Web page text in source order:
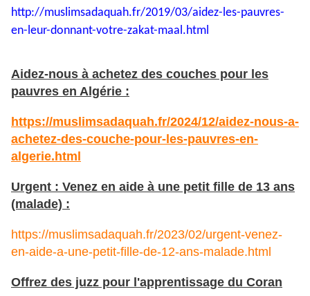
http://muslimsadaquah.fr/2019/03/aidez-les-pauvres-
en-leur-donnant-votre-zakat-maal.html
Aidez-nous à achetez des couches pour les
pauvres en Algérie :
https://muslimsadaquah.fr/2024/12/aidez-nous-a-
achetez-des-couche-pour-les-pauvres-en-
algerie.html
Urgent : Venez en aide à une petit fille de 13 ans
(malade) :
https://muslimsadaquah.fr/2023/02/urgent-venez-
en-aide-a-une-petit-fille-de-12-ans-malade.html
Offrez des juzz pour l'apprentissage du Coran